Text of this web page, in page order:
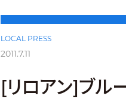
LOCAL PRESS
2011.7.11
[リロアン]ブル